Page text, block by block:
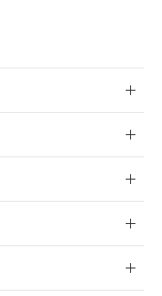
が、当社の製
の「1.共同利
有証明書
基準）
有を証明す
を証明する
ステル類４
の期間は出
とから備考